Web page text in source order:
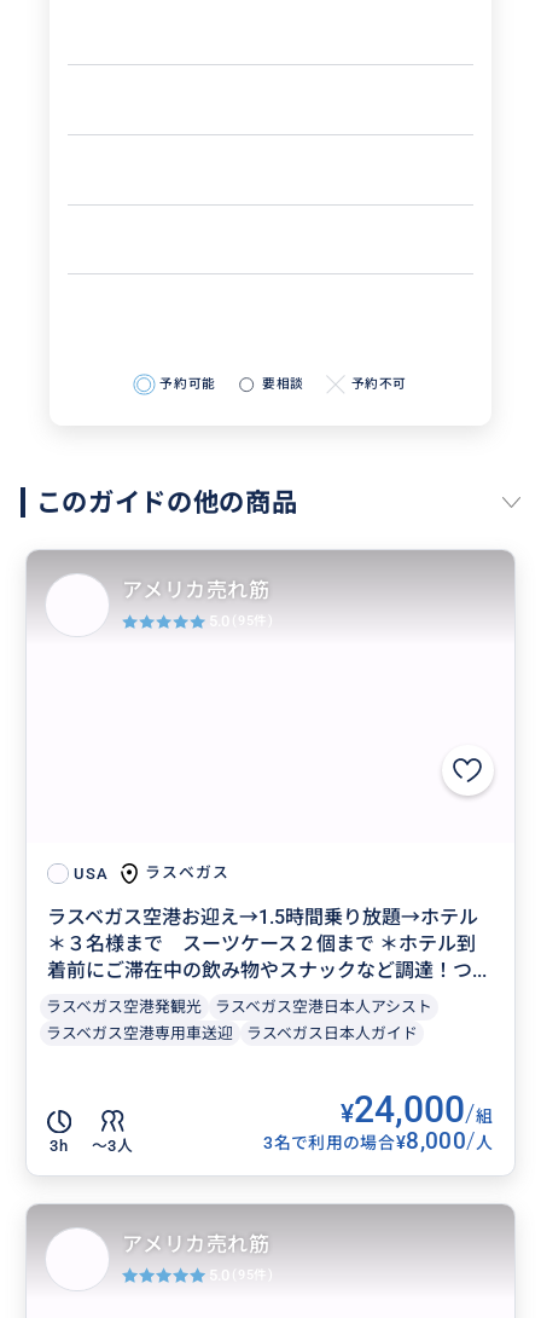
予約可能 要相談 予約不可
このガイドの他の商品
USA ラスベガス
ラスベガス空港お迎え→1.5時間乗り放題→ホテル
＊３名様まで スーツケース２個まで ＊ホテル到
着前にご滞在中の飲み物やスナックなど調達！つ...
ラスベガス空港発観光
ラスベガス空港日本人アシスト
ラスベガス空港専用車送迎
ラスベガス日本人ガイド
3h 〜3人
¥24,000/組
3名で利用の場合¥8,000/人
アメリカ売れ筋
5.0 (95件)
アメリカ売れ筋
5.0 (95件)